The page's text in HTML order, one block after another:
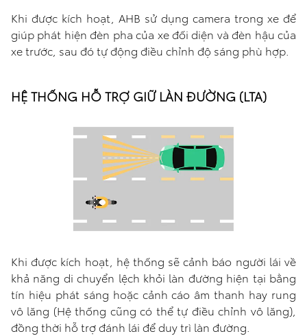
Khi được kích hoạt, AHB sử dụng camera trong xe để
giúp phát hiện đèn pha của xe đối diện và đèn hậu của
xe trước, sau đó tự động điều chỉnh độ sáng phù hợp.
HỆ THỐNG HỖ TRỢ GIỮ LÀN ĐƯỜNG (LTA)
Khi được kích hoạt, hệ thống sẽ cảnh báo người lái về
khả năng di chuyển lệch khỏi làn đường hiện tại bằng
tín hiệu phát sáng hoặc cảnh cáo âm thanh hay rung
vô lăng (Hệ thống cũng có thể tự điều chỉnh vô lăng),
đồng thời hỗ trợ đánh lái để duy trì làn đường.